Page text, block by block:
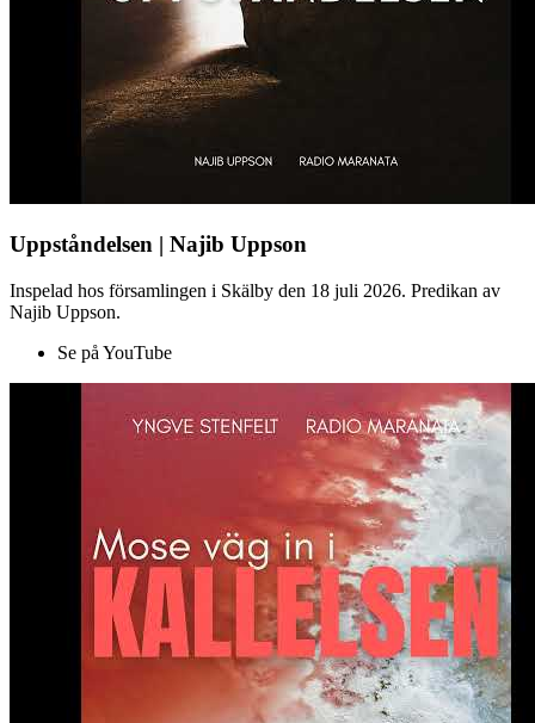
Uppståndelsen | Najib Uppson
Inspelad hos församlingen i Skälby den 18 juli 2026. Predikan av
Najib Uppson.
Se på YouTube